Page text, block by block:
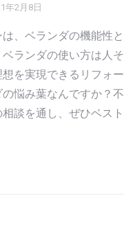
年2月8日
、ベランダの機能性
ランダの使い方は人
を実現できるリフォ
悩み葉なんですか？
談を通し、ぜひベス